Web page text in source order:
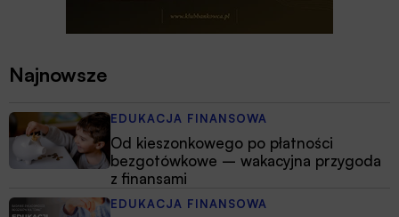
Najnowsze
EDUKACJA FINANSOWA
Od kieszonkowego po płatności
bezgotówkowe – wakacyjna przygoda
z finansami
EDUKACJA FINANSOWA